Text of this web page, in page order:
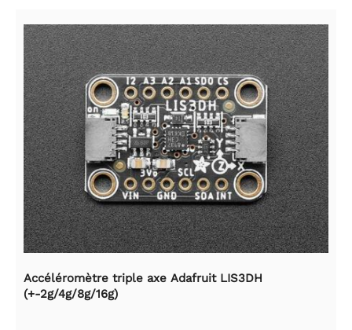
Accéléromètre triple axe Adafruit LIS3DH
(+-2g/4g/8g/16g)